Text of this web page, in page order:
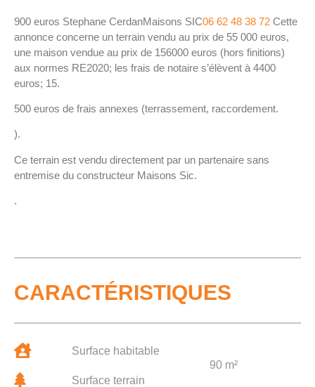
900 euros Stephane CerdanMaisons SIC06 62 48 38 72 Cette
annonce concerne un terrain vendu au prix de 55 000 euros,
une maison vendue au prix de 156000 euros (hors finitions)
aux normes RE2020; les frais de notaire s’élèvent à 4400
euros; 15.
500 euros de frais annexes (terrassement, raccordement.
).
Ce terrain est vendu directement par un partenaire sans
entremise du constructeur Maisons Sic.
.
CARACTÉRISTIQUES
Surface habitable
Surface terrain
90 m²